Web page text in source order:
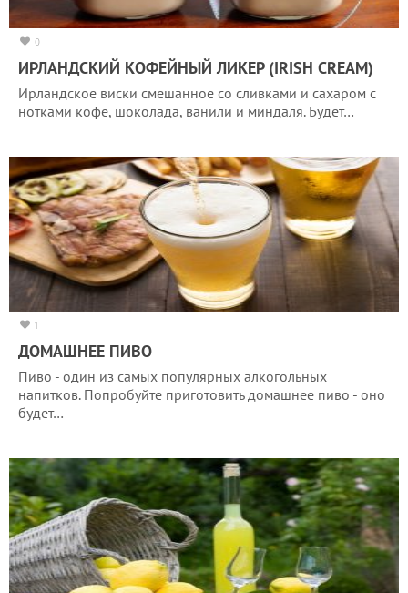
0
ИРЛАНДСКИЙ КОФЕЙНЫЙ ЛИКЕР (IRISH CREAM)
Ирландское виски смешанное со сливками и сахаром с
нотками кофе, шоколада, ванили и миндаля. Будет…
1
ДОМАШНЕЕ ПИВО
Пиво - один из самых популярных алкогольных
напитков. Попробуйте приготовить домашнее пиво - оно
будет…